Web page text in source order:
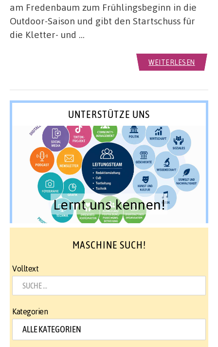
am Fredenbaum zum Frühlingsbeginn in die
Outdoor-Saison und gibt den Startschuss für
die Kletter- und …
WEITERLESEN
UNTERSTÜTZE UNS
Lernt uns kennen!
MASCHINE SUCH!
Volltext
Kategorien